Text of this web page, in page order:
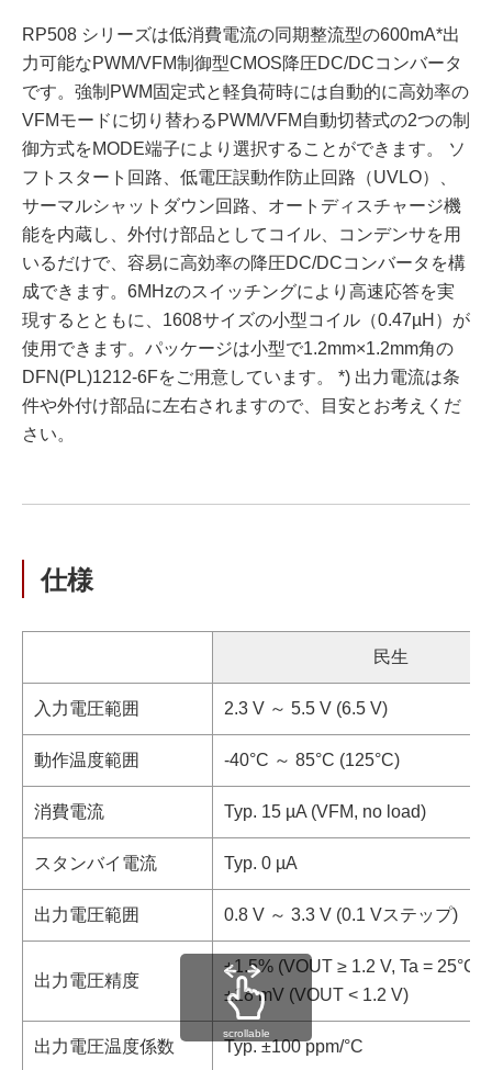
RP508 シリーズは低消費電流の同期整流型の600mA*出
力可能なPWM/VFM制御型CMOS降圧DC/DCコンバータ
です。強制PWM固定式と軽負荷時には自動的に高効率の
VFMモードに切り替わるPWM/VFM自動切替式の2つの制
御方式をMODE端子により選択することができます。 ソ
フトスタート回路、低電圧誤動作防止回路（UVLO）、
サーマルシャットダウン回路、オートディスチャージ機
能を内蔵し、外付け部品としてコイル、コンデンサを用
いるだけで、容易に高効率の降圧DC/DCコンバータを構
成できます。6MHzのスイッチングにより高速応答を実
現するとともに、1608サイズの小型コイル（0.47µH）が
使用できます。パッケージは小型で1.2mm×1.2mm角の
DFN(PL)1212-6Fをご用意しています。 *) 出力電流は条
件や外付け部品に左右されますので、目安とお考えくだ
さい。
仕様
民生
入力電圧範囲 2.3 V ～ 5.5 V (6.5 V)
動作温度範囲 -40°C ～ 85°C (125°C)
消費電流 Typ. 15 µA (VFM, no load)
スタンバイ電流 Typ. 0 µA
出力電圧範囲 0.8 V ～ 3.3 V (0.1 Vステップ)
出力電圧精度
±1.5% (VOUT ≥ 1.2 V, Ta = 25°C)
±18 mV (VOUT < 1.2 V)
出力電圧温度係数 Typ. ±100 ppm/°C
scrollable